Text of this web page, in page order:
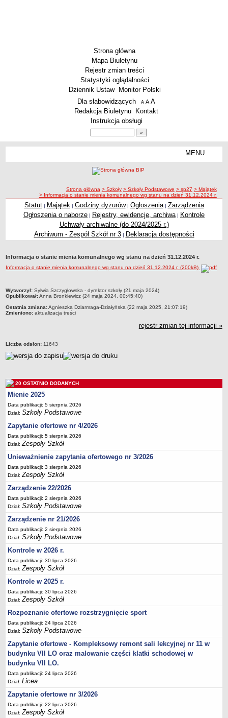
Strona główna
Mapa Biuletynu
Rejestr zmian treści
Statystyki oglądalności
Dziennik Ustaw
Monitor Polski
Menu dodatkowe
Dla słabowidzących A pomniejsz czcionkę
A standardowy rozmiar czcionki
A
Redakcja Biuletynu
Kontakt
Instrukcja obsługi
MENU
Zespoły Szkół
Techniczne Zakłady Naukowe
Przedszkola Miejskie
Zlikwidowane gimnazja
Wielofunkcyjna Placówka
SPECJALNE OŚRODKI SZKOLNO-WYCHOWAWCZE
Specjalny Ośrodek nr 1
Dane podstawowe
Statut
Godziny dyżurów
Zarządzenia
Kontrole
Rejestry, ewidencje, archiwa
Sprawozdania
Deklaracja dostępności
PORADNIE PSYCHOLOGICZNO-PEDAGOGICZNE
Zespół Poradni
BIURO FINANSÓW OŚWIATY
Dane podstawowe
Statut
Majątek
Godziny dyżurów
Ogłoszenia
Zarządzenia
Rejestry, ewidencje, archiwa
Kontrole
PONOWNE WYKORZYSTYWANIE
Sprawozdania
Deklaracja dostępności
DEKLARACJA DOSTĘPNOŚCI
OŚWIADCZENIA MAJĄTKOWE
PONOWNE WYKORZYSTYWANIE
UDOSTĘPNIANIE INFORMACJI PUBLICZNEJ
OCHRONA DANYCH OSOBOWYCH
ścieżka nawigacji
Strona główna > Szkoły > Szkoły Podstawowe > sp27 > Majątek
> Informacja o stanie mienia komunalnego wg stanu na dzień 31.12.2024 r.
Statut| Majątek | Godziny dyżurów| Ogłoszenia| Zarządzenia
Ogłoszenia o naborze | Rejestry, ewidencje, archiwa | Kontrole
Uchwały archiwalne (do 2024/2025 r.)
Archiwum - Zespół Szkół nr 3| Deklaracja dostępności
Informacja o stanie mienia komunalnego wg stanu na dzień 31.12.2024 r.
Informacja o stanie mienia komunalnego wg stanu na dzień 31.12.2024 r. (200kB)
metryczka
Wytworzył: Sylwia Szczygłowska - dyrektor szkoły (21 maja 2024)
Opublikował:Anna Bronkiewicz (24 maja 2024, 00:45:40)
Ostatnia zmiana:Agnieszka Dziarmaga-Działyńska (22 maja 2025, 21:07:19)
Zmieniono: aktualizacja treści
rejestr zmian tej informacji »
Liczba odsłon: 11643
20 OSTATNIO DODANYCH
Mienie 2025
Data publikacji: 5 sierpnia 2026
Dział:Szkoły Podstawowe
Zapytanie ofertowe nr 4/2026
Data publikacji: 5 sierpnia 2026
Dział:Zespoły Szkół
Unieważnienie zapytania ofertowego nr 3/2026
Data publikacji: 3 sierpnia 2026
Dział:Zespoły Szkół
Zarządzenie 22/2026
Data publikacji: 2 sierpnia 2026
Dział:Szkoły Podstawowe
Zarządzenie nr 21/2026
Data publikacji: 2 sierpnia 2026
Dział:Szkoły Podstawowe
Kontrole w 2026 r.
Data publikacji: 30 lipca 2026
Dział:Zespoły Szkół
Kontrole w 2025 r.
Data publikacji: 30 lipca 2026
Dział:Zespoły Szkół
Rozpoznanie ofertowe rozstrzygnięcie sport
Data publikacji: 24 lipca 2026
Dział:Szkoły Podstawowe
Zapytanie ofertowe - Kompleksowy remont sali lekcyjnej nr 11 w
budynku VII LO oraz malowanie części klatki schodowej w
budynku VII LO.
Data publikacji: 24 lipca 2026
Dział:Licea
Zapytanie ofertowe nr 3/2026
Data publikacji: 22 lipca 2026
Dział:Zespoły Szkół